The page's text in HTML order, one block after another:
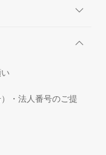
・法人番号のご提